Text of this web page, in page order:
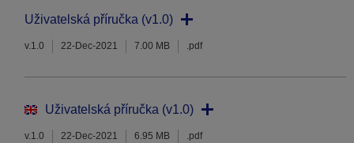
Uživatelská příručka (v1.0)
v.1.0 22-Dec-2021 7.00 MB .pdf
Uživatelská příručka (v1.0)
v.1.0 22-Dec-2021 6.95 MB .pdf